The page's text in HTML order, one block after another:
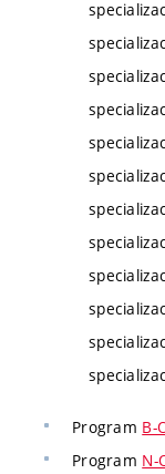
Program B-
Program N-